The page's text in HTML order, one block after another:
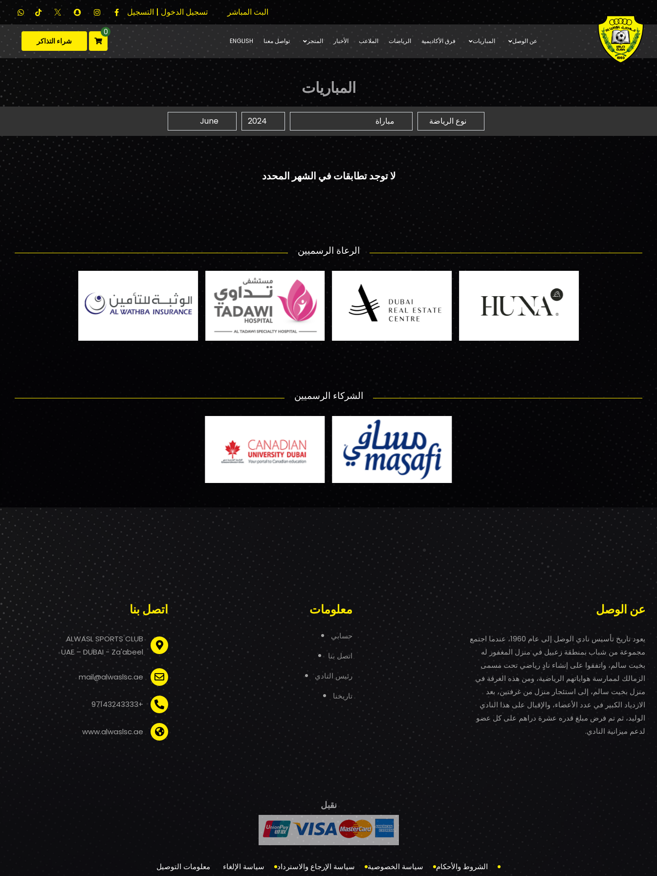
البث المباشر تسجيل الدخول | التسجيل
عن الوصل المباريات فرق الأكاديمية الرياضات الملاعب الأخبار المتجر تواصل معنا ENGLISH
0
شراء التذاكر
المباريات
لا توجد تطابقات في الشهر المحدد
الرعاة الرسميين
الشركاء الرسميين
عن الوصل
يعود تاريخ تأسيس نادي الوصل إلى عام 1960، عندما اجتمع
مجموعة من شباب بمنطقة زعبيل في منزل المغفور له
بخيت سالم، واتفقوا على إنشاء نادٍ رياضي تحت مسمى
الزمالك لممارسة هواياتهم الرياضية، ومن هذه الغرفة في
منزل بخيت سالم، إلى استئجار منزل من غرفتين، بعد
الازدياد الكبير في عدد الأعضاء، والإقبال على هذا النادي
الوليد، ثم تم فرض مبلغ قدره عشرة دراهم على كل عضو
لدعم ميزانية النادي.
معلومات
حسابي
اتصل بنا
رئيس النادي
تاريخنا
اتصل بنا
ALWASL SPORTS CLUB
UAE – DUBAI - Za'abeel
mail@alwaslsc.ae
+97143243333
www.alwaslsc.ae
نقبل
الشروط والأحكام سياسة الخصوصية سياسة الإرجاع والاسترداد سياسة الإلغاء معلومات التوصيل